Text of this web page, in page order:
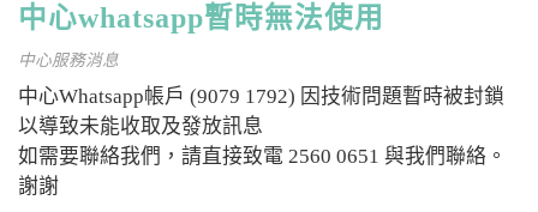
中心whatsapp暫時無法使用
中心服務消息
中心Whatsapp帳戶 (9079 1792) 因技術問題暫時被封鎖
以導致未能收取及發放訊息
如需要聯絡我們，請直接致電 2560 0651 與我們聯絡。
謝謝